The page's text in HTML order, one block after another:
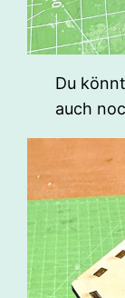
Du
auch